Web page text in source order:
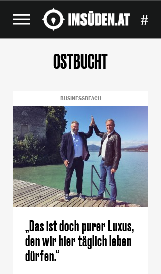
#
OSTBUCHT
BUSINESSBEACH
„Das ist doch purer Luxus,
den wir hier täglich leben
dürfen.“